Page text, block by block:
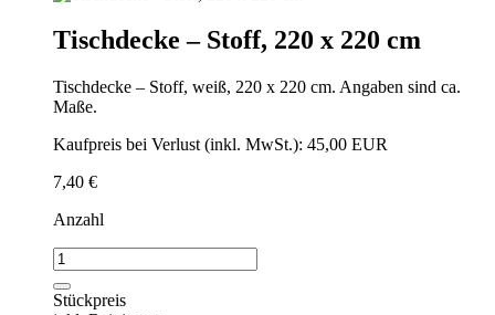
Tischdecke – Stoff, 220 x 220 cm
Tischdecke – Stoff, weiß, 220 x 220 cm. Angaben sind ca.
Maße.
Kaufpreis bei Verlust (inkl. MwSt.): 45,00 EUR
7,40 €
Anzahl
Tischdecke
-
Stoff,
Stückpreis